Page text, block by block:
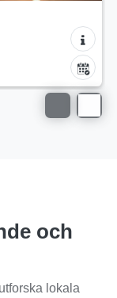
och
lokala